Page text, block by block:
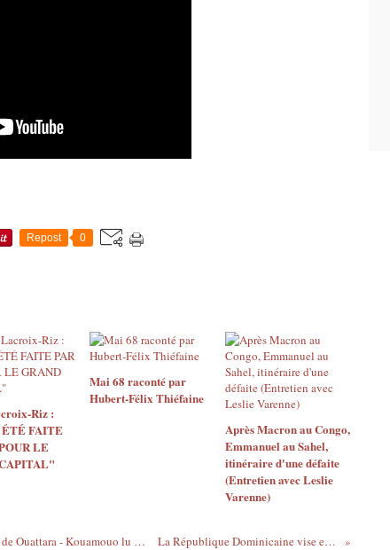
Repost 0
Riz :
FAITE
LE
Mai 68 raconté par
Hubert-Félix Thiéfaine
Après Macron au Congo,
Emmanuel au Sahel,
itinéraire d'une défaite
(Entretien avec Leslie
Varenne)
Mahan Gahé anéanti par les purges de Ouattara - Kouamouo lu par Protche - l'Huma 14/10/13 La République Dominicaine vise en fait les Haïtiens...